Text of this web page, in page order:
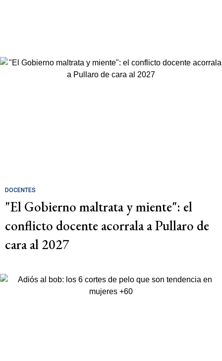
DOCENTES
"El Gobierno maltrata y miente": el
conflicto docente acorrala a Pullaro de
cara al 2027